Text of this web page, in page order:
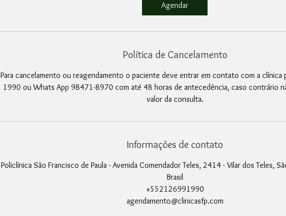
Agendar
Política de Cancelamento
Para cancelamento ou reagendamento o paciente deve entrar em contato com a clínica
1990 ou Whats App 98471-8970 com até 48 horas de antecedência, caso contrário
valor da consulta.
Informações de contato
Policlínica São Francisco de Paula - Avenida Comendador Teles, 2414 - Vilar dos Teles,
Brasil
+552126991990
agendamento@clinicasfp.com